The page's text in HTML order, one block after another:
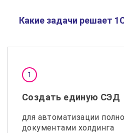
Какие задачи решает
Создать единую СЭД
для автоматизации
документами холдинга